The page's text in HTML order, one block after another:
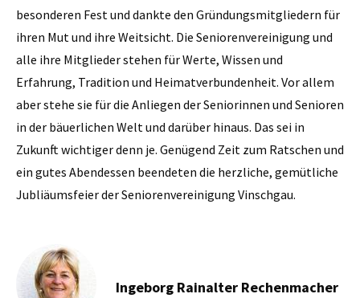
besonderen Fest und dankte den Gründungsmitgliedern für
ihren Mut und ihre Weitsicht. Die Seniorenvereinigung und
alle ihre Mitglieder stehen für Werte, Wissen und
Erfahrung, Tradition und Heimatverbundenheit. Vor allem
aber stehe sie für die Anliegen der Seniorinnen und Senioren
in der bäuerlichen Welt und darüber hinaus. Das sei in
Zukunft wichtiger denn je. Genügend Zeit zum Ratschen und
ein gutes Abendessen beendeten die herzliche, gemütliche
Jubliäumsfeier der Seniorenvereinigung Vinschgau.
Ingeborg Rainalter Rechenmacher